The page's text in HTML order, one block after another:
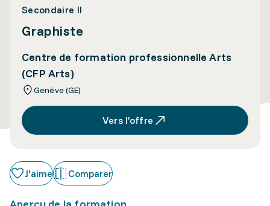
Secondaire II
Graphiste
Centre de formation professionnelle Arts
(CFP Arts)
Genève (GE)
Vers l’offre
J'aime Comparer